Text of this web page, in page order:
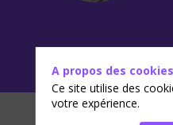
Biographie
A propos des
Ce site utilise des
votre expérience.